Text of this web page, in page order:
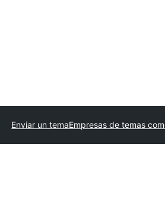
Enviar un temaEmpresas de temas